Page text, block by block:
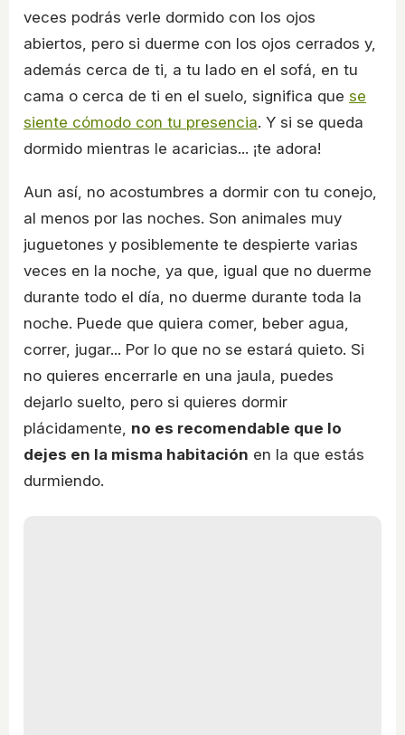
veces podrás verle dormido con los ojos
abiertos, pero si duerme con los ojos cerrados y,
además cerca de ti, a tu lado en el sofá, en tu
cama o cerca de ti en el suelo, significa que se
siente cómodo con tu presencia. Y si se queda
dormido mientras le acaricias... ¡te adora!
Aun así, no acostumbres a dormir con tu conejo,
al menos por las noches. Son animales muy
juguetones y posiblemente te despierte varias
veces en la noche, ya que, igual que no duerme
durante todo el día, no duerme durante toda la
noche. Puede que quiera comer, beber agua,
correr, jugar... Por lo que no se estará quieto. Si
no quieres encerrarle en una jaula, puedes
dejarlo suelto, pero si quieres dormir
plácidamente, no es recomendable que lo
dejes en la misma habitación en la que estás
durmiendo.